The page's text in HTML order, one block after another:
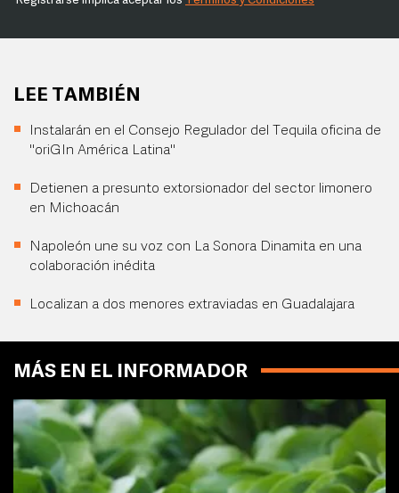
LEE TAMBIÉN
Instalarán en el Consejo Regulador del Tequila oficina de
"oriGIn América Latina"
Detienen a presunto extorsionador del sector limonero
en Michoacán
Napoleón une su voz con La Sonora Dinamita en una
colaboración inédita
Localizan a dos menores extraviadas en Guadalajara
MÁS EN EL INFORMADOR